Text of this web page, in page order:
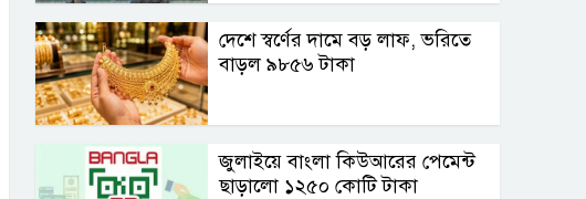
দেশে স্বর্ণের দামে বড় লাফ, ভরিতে
বাড়ল ৯৮৫৬ টাকা
জুলাইয়ে বাংলা কিউআরের পেমেন্ট
ছাড়ালো ১২৫০ কোটি টাকা